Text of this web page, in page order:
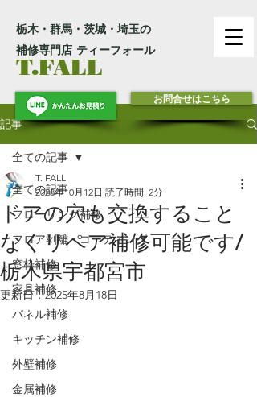
栃木・群馬・茨城・埼玉の
補修専門店 ティーフォール
T.FALL
お問合せはこちら
記事
全ての記事
フローリング補修
フロア剥離・コーティング
窓枠補修
家具補修
パネル補修
キッチン補修
外壁補修
金属補修
全ての記事
ドアの穴も交換すること
なくリペア補修可能です/
栃木県宇都宮市
T. FALL
2023年10月12日 読了時間: 2分
更新日：2025年8月18日